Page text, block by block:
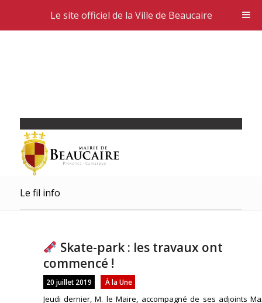
Le fil info
Skate-park : les travaux ont
commencé !
20 juillet 2019 À la Une
Jeudi dernier, M. le Maire, accompagné de ses adjoints
Le site officiel de la Ville de Beaucaire